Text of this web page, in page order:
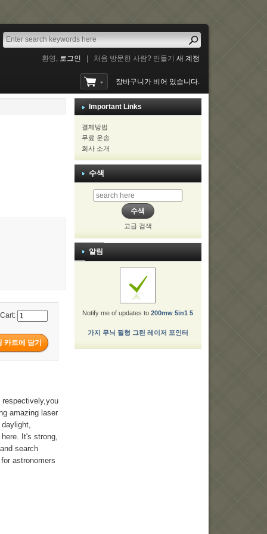
환영, 로그인 처음 방문한 사람? 만들기새 계정
장바구니가 비어 있습니다.
amazing laser
It's strong,
search
astronomers
Important Links
결제방법
무료 운송
회사 소개
수색
고급 검색
알림
Notify me of updates to200mw 5in1 5
가지 무늬 필형 그린 레이저 포인터